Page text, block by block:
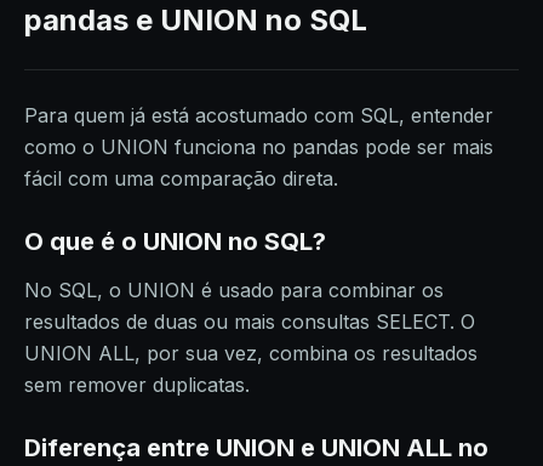
pandas e UNION no SQL
Para quem já está acostumado com SQL, entender
como o UNION funciona no pandas pode ser mais
fácil com uma comparação direta.
O que é o UNION no SQL?
No SQL, o UNION é usado para combinar os
resultados de duas ou mais consultas SELECT. O
UNION ALL, por sua vez, combina os resultados
sem remover duplicatas.
Diferença entre UNION e UNION ALL no